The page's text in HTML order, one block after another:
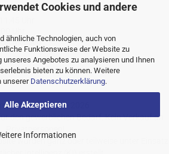
Cookies und andere
ähnliche Technologien, auch von
Funktionsweise der Website zu
Angebotes zu analysieren und Ihnen
bieten zu können. Weitere
unserer Datenschutzerklärung.
Alle Akzeptieren
Informationen
Uhr
AG 2005 - 2026
den gewerblichen Bedarf. Kein Verkauf an
Privatpersonen!
wurden ganz oder teilweise unter Einsatz